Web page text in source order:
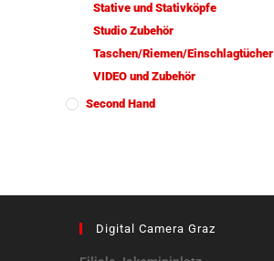
Stative und Stativköpfe
Studio Zubehör
Taschen/Riemen/Einschlagtücher
VIDEO und Zubehör
Second Hand
Digital Camera Graz